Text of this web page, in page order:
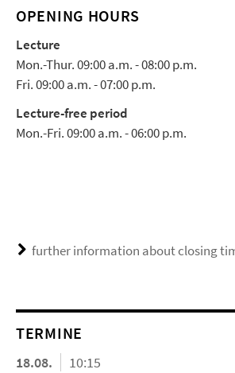
OPENING HOURS
Lecture
Mon.-Thur. 09:00 a.m. - 08:00 p.m.
Fri. 09:00 a.m. - 07:00 p.m.
Lecture-free period
Mon.-Fri. 09:00 a.m. - 06:00 p.m.
further information about closing
TERMINE
18.08.
10:15